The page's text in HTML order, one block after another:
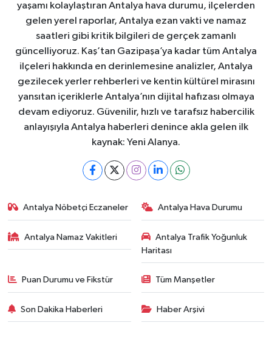
yaşamı kolaylaştıran Antalya hava durumu, ilçelerden
gelen yerel raporlar, Antalya ezan vakti ve namaz
saatleri gibi kritik bilgileri de gerçek zamanlı
güncelliyoruz. Kaş’tan Gazipaşa’ya kadar tüm Antalya
ilçeleri hakkında en derinlemesine analizler, Antalya
gezilecek yerler rehberleri ve kentin kültürel mirasını
yansıtan içeriklerle Antalya’nın dijital hafızası olmaya
devam ediyoruz. Güvenilir, hızlı ve tarafsız habercilik
anlayışıyla Antalya haberleri denince akla gelen ilk
kaynak: Yeni Alanya.
Antalya Nöbetçi Eczaneler Antalya Hava Durumu
Antalya Namaz Vakitleri
Antalya Trafik Yoğunluk
Haritası
Puan Durumu ve Fikstür Tüm Manşetler
Son Dakika Haberleri Haber Arşivi